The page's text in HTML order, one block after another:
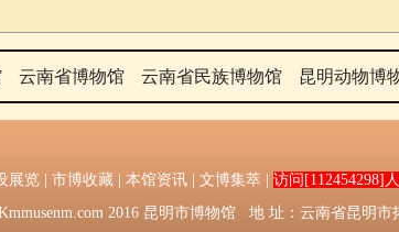
云南省博物馆 云南省民族博物馆 昆明动物博
展览| 市博收藏| 本馆资讯| 文博集萃| 访问[112454298]
2016 昆明市博物馆 地 址：云南省昆明市